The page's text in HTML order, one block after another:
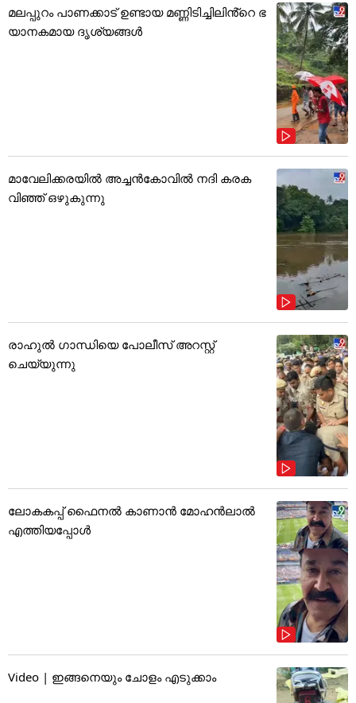
മലപ്പുറം പാണക്കാട് ഉണ്ടായ മണ്ണിടിച്ചിലിൻ്റെ ഭ
യാനകമായ ദൃശ്യങ്ങൾ
മാവേലിക്കരയിൽ അച്ചൻകോവിൽ നദി കരക
വിഞ്ഞ് ഒഴുകുന്നു
രാഹുൽ ഗാന്ധിയെ പോലീസ് അറസ്റ്റ്
ചെയ്യുന്നു
ലോകകപ്പ് ഫൈനൽ കാണാൻ മോഹൻലാൽ
എത്തിയപ്പോൾ
Video | ഇങ്ങനെയും ചോളം എടുക്കാം